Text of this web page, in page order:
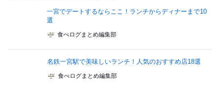
一宮でデートするならここ！ランチからディナーまで10
選
食べログまとめ編集部
名鉄一宮駅で美味しいランチ！人気のおすすめ店18選
食べログまとめ編集部